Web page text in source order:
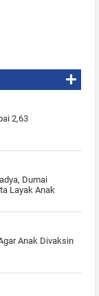
2,63
Dumai
Layak Anak
Anak Divaksin